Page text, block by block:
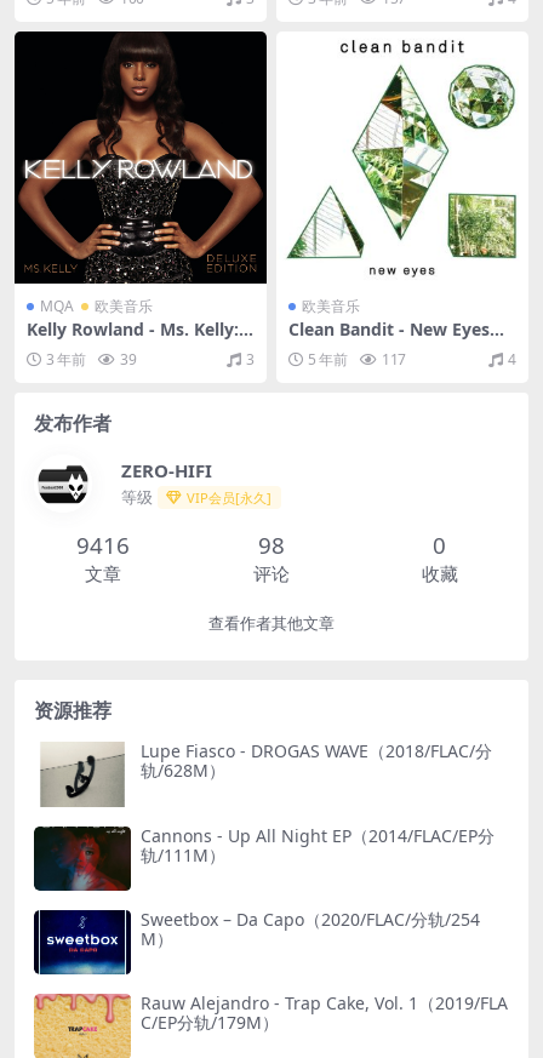
轨/132M）(MQA/24bit_16bi
t/44.1kHz）
轨/390M）(MQA/24bit/44.1
MQA 欧美音乐
Kelly Rowland - Ms. Kelly:
Deluxe Edition（2008/FLA
C/分轨/372M）(MQA/16bit/
3 年前 39 3
欧美音乐
Clean Bandit - New Eyes（2
015/FLAC/分轨/368M）
5 年前 117 4
发布作者
ZERO-HIFI
等级 VIP会员[永久]
9416
文章
98
评论
0
收藏
查看作者其他文章
资源推荐
Lupe Fiasco - DROGAS WAVE（2018/FLAC/分
轨/628M）
Cannons - Up All Night EP（2014/FLAC/EP分
轨/111M）
Sweetbox – Da Capo（2020/FLAC/分轨/254
M）
Rauw Alejandro - Trap Cake, Vol. 1（2019/FLA
C/EP分轨/179M）